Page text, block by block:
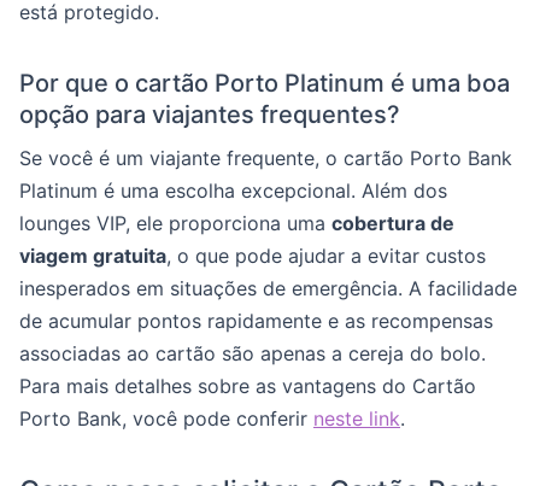
está protegido.
Por que o cartão Porto Platinum é uma boa
opção para viajantes frequentes?
Se você é um viajante frequente, o cartão Porto Bank
Platinum é uma escolha excepcional. Além dos
lounges VIP, ele proporciona uma cobertura de
viagem gratuita, o que pode ajudar a evitar custos
inesperados em situações de emergência. A facilidade
de acumular pontos rapidamente e as recompensas
associadas ao cartão são apenas a cereja do bolo.
Para mais detalhes sobre as vantagens do Cartão
Porto Bank, você pode conferir neste link.